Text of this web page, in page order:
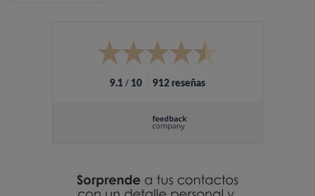
9.1 / 10 912 reseñas